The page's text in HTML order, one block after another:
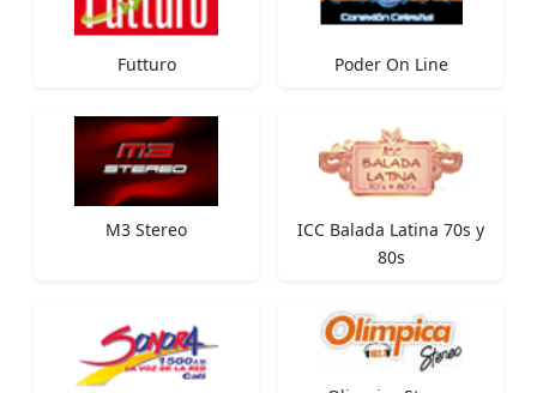
Futturo Poder On Line
M3 Stereo
ICC Balada Latina 70s y
80s